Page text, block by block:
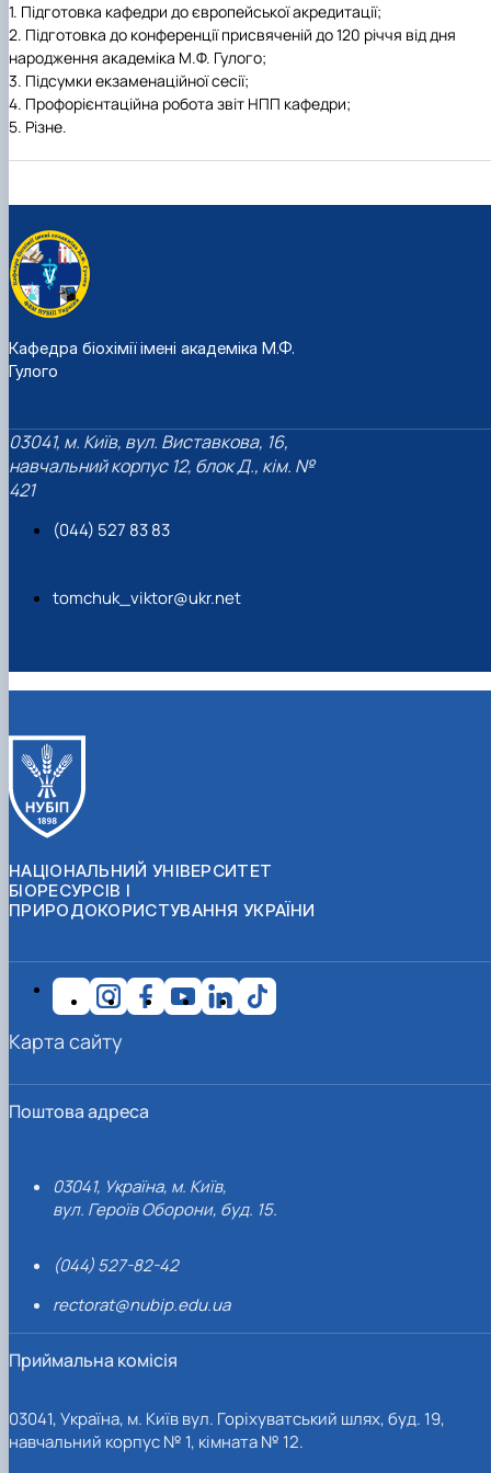
1. Підготовка кафедри до європейської акредитації;
2. Підготовка до конференції присвяченій до 120 річчя від дня
народження академіка М.Ф. Гулого;
3. Підсумки екзаменаційної сесії;
4. Профорієнтаційна робота звіт НПП кафедри;
5. Різне.
Кафедра біохімії імені академіка М.Ф.
Гулого
03041, м. Київ, вул. Виставкова, 16,
навчальний корпус 12, блок Д., кім. №
421
(044) 527 83 83
tomchuk_viktor@ukr.net
НАЦІОНАЛЬНИЙ УНІВЕРСИТЕТ
БІОРЕСУРСІВ І
ПРИРОДОКОРИСТУВАННЯ УКРАЇНИ
Поштова адреса
03041, Україна, м. Київ,
вул. Героїв Оборони, буд. 15.
(044) 527-82-42
rectorat@nubip.edu.ua
Приймальна комісія
03041, Україна, м. Київ вул. Горіхуватський шлях, буд. 19,
навчальний корпус № 1, кімната № 12.
Карта сайту